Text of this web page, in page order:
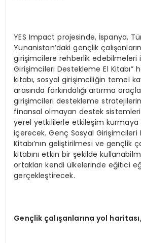
YES Impact projesinde, İspanya,
Yunanistan’daki gençlik
girişimcilere rehberlik edebilmeleri
Girişimcileri Destekleme El Kitabı”
kitabı, sosyal girişimciliğin temel
arasında farkındalığı artırma
girişimcileri destekleme
finansal olmayan destek
yerel yetkililerle etkileşim kurmaya
içerecek. Genç Sosyal Girişimcileri
Kitabı’nın geliştirilmesi ve gençlik
kitabını etkin bir şekilde
ortakları kendi ülkelerinde eğitici
gerçekleştirecek.
Gençlik çalışanlarına yol h